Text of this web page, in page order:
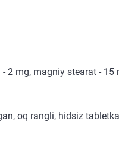
mg, magniy stearat - 15
oq rangli, hidsiz